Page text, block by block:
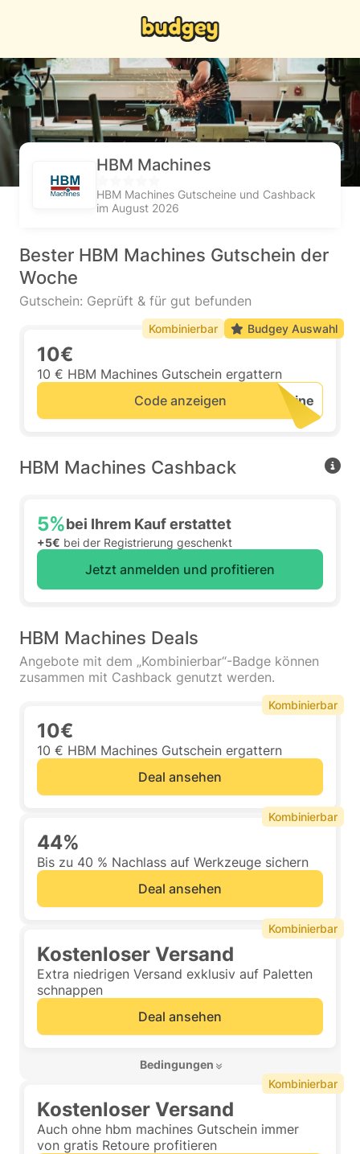
HBM Machines
HBM Machines Gutscheine und Cashback
im August 2026
Bester HBM Machines Gutschein der
Woche
Gutschein: Geprüft & für gut befunden
10€
10 € HBM Machines Gutschein ergattern
Code anzeigen
Kombinierbar Budgey Auswahl
HBM Machines Cashback
5%bei Ihrem Kauf erstattet
+5€ bei der Registrierung geschenkt
Jetzt anmelden und profitieren
HBM Machines Deals
Angebote mit dem „Kombinierbar“-Badge können
zusammen mit Cashback genutzt werden.
10€
10 € HBM Machines Gutschein ergattern
Deal ansehen
Kombinierbar
44%
Bis zu 40 % Nachlass auf Werkzeuge sichern
Deal ansehen
Kombinierbar
Kostenloser Versand
Extra niedrigen Versand exklusiv auf Paletten
schnappen
Deal ansehen
Bedingungen
Kombinierbar
Kostenloser Versand
Auch ohne hbm machines Gutschein immer
von gratis Retoure profitieren
Kombinierbar